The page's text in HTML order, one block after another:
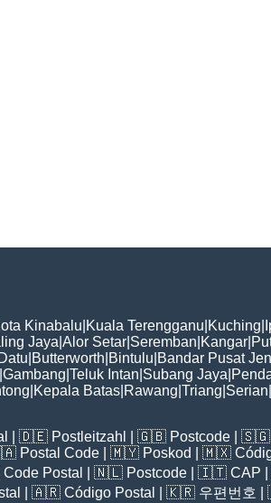
Kinabalu Kuala Terengganu Kuching
Jaya Alor Setar Seremban Kangar
Butterworth Bintulu Bandar Pusat
Gambang Teluk Intan Subang Jaya
Kepala Batas Rawang Triang Serian
| 🇩🇪 Postleitzahl | 🇬🇧 Postcode | 🇸🇬
Postal Code | 🇲🇾 Poskod | 🇲🇽
Code Postal | 🇳🇱 Postcode | 🇮🇹 CAP
| 🇦🇷 Código Postal | 🇰🇷 우편번호